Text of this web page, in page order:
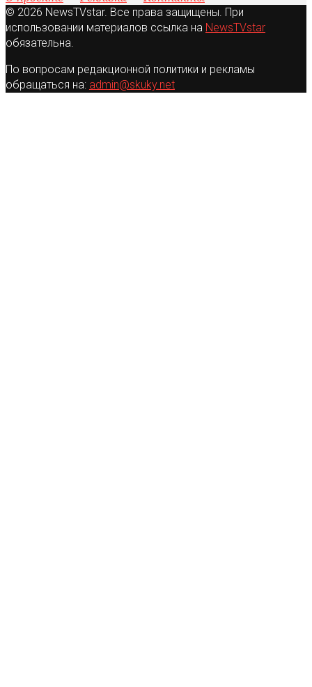
© 2026 NewsTVstar. Все права защищены. При
использовании материалов ссылка на NewsTVstar
обязательна.
По вопросам редакционной политики и рекламы
обращаться на: admin@skuky.net